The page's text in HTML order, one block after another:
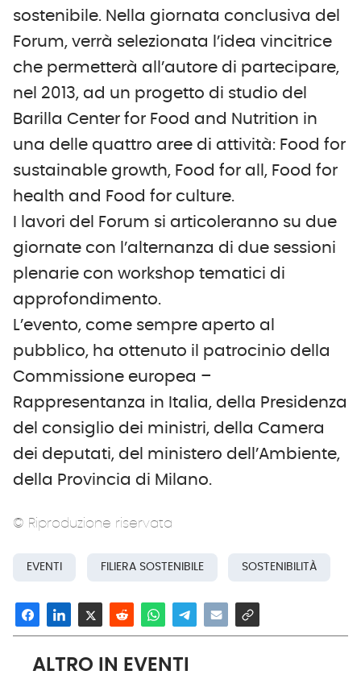
sostenibile. Nella giornata conclusiva del
Forum, verrà selezionata l’idea vincitrice
che permetterà all’autore di partecipare,
nel 2013, ad un progetto di studio del
Barilla Center for Food and Nutrition in
una delle quattro aree di attività: Food for
sustainable growth, Food for all, Food for
health and Food for culture.
I lavori del Forum si articoleranno su due
giornate con l’alternanza di due sessioni
plenarie con workshop tematici di
approfondimento.
L’evento, come sempre aperto al
pubblico, ha ottenuto il patrocinio della
Commissione europea –
Rappresentanza in Italia, della Presidenza
del consiglio dei ministri, della Camera
dei deputati, del ministero dell’Ambiente,
della Provincia di Milano.
© Riproduzione riservata
EVENTI FILIERA SOSTENIBILE SOSTENIBILITÀ
ALTRO IN EVENTI